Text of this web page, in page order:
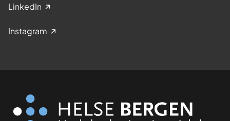
LinkedIn
Instagram